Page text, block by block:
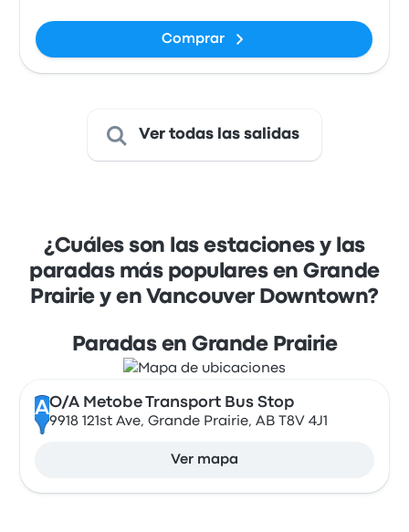
Comprar
Ver todas las salidas
¿Cuáles son las estaciones y las
paradas más populares en Grande
Prairie y en Vancouver Downtown?
Paradas en Grande Prairie
AO/A Metobe Transport Bus Stop
9918 121st Ave, Grande Prairie, AB T8V 4J1
Ver mapa